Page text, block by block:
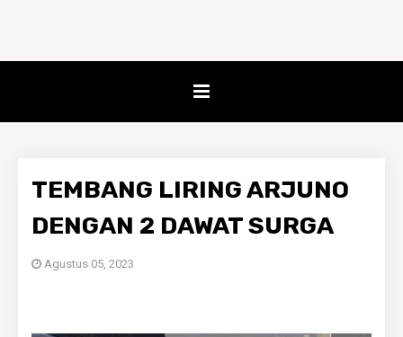
TEMBANG LIRING ARJUNO
DENGAN 2 DAWAT SURGA
Agustus 05, 2023